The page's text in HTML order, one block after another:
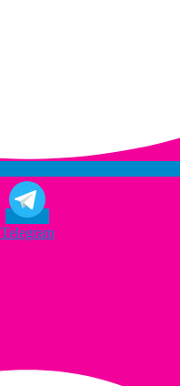
Telegram